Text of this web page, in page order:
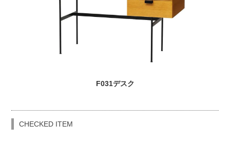
F031デスク
CHECKED ITEM